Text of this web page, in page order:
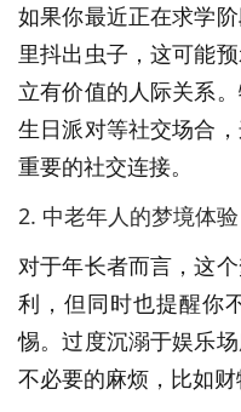
如果你最近正在求学
里抖出虫子，这可能
立有价值的人际关系
生日派对等社交场合
重要的社交连接。
2. 中老年人的梦境体验
对于年长者而言，这
利，但同时也提醒你
惕。过度沉溺于娱乐
不必要的麻烦，比如财